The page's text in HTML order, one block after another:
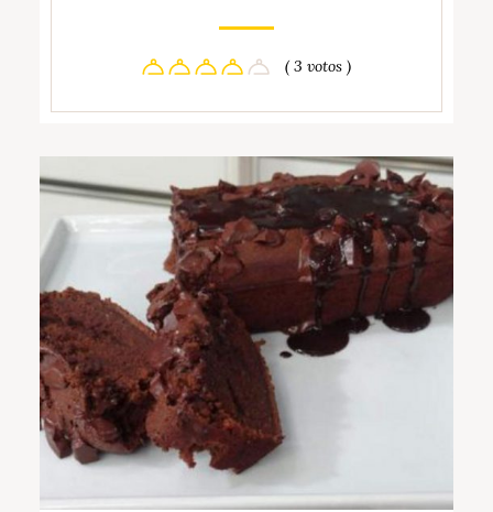
( 3 votos )